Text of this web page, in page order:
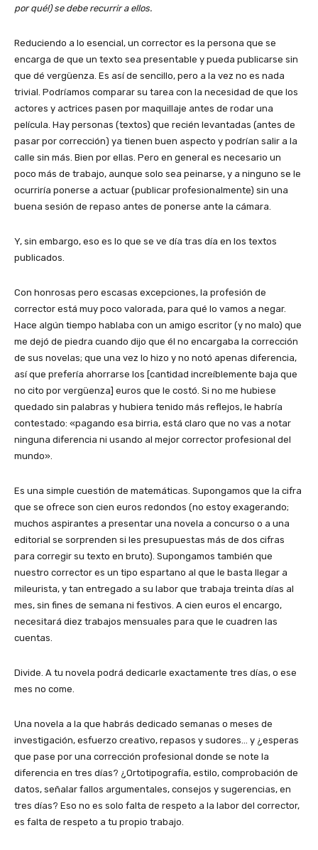
por qué!) se debe recurrir a ellos.
Reduciendo a lo esencial, un corrector es la persona que se
encarga de que un texto sea presentable y pueda publicarse sin
que dé vergüenza. Es así de sencillo, pero a la vez no es nada
trivial. Podríamos comparar su tarea con la necesidad de que los
actores y actrices pasen por maquillaje antes de rodar una
película. Hay personas (textos) que recién levantadas (antes de
pasar por corrección) ya tienen buen aspecto y podrían salir a la
calle sin más. Bien por ellas. Pero en general es necesario un
poco más de trabajo, aunque solo sea peinarse, y a ninguno se le
ocurriría ponerse a actuar (publicar profesionalmente) sin una
buena sesión de repaso antes de ponerse ante la cámara.
Y, sin embargo, eso es lo que se ve día tras día en los textos
publicados.
Con honrosas pero escasas excepciones, la profesión de
corrector está muy poco valorada, para qué lo vamos a negar.
Hace algún tiempo hablaba con un amigo escritor (y no malo) que
me dejó de piedra cuando dijo que él no encargaba la corrección
de sus novelas; que una vez lo hizo y no notó apenas diferencia,
así que prefería ahorrarse los [cantidad increíblemente baja que
no cito por vergüenza] euros que le costó. Si no me hubiese
quedado sin palabras y hubiera tenido más reflejos, le habría
contestado: «pagando esa birria, está claro que no vas a notar
ninguna diferencia ni usando al mejor corrector profesional del
mundo».
Es una simple cuestión de matemáticas. Supongamos que la cifra
que se ofrece son cien euros redondos (no estoy exagerando;
muchos aspirantes a presentar una novela a concurso o a una
editorial se sorprenden si les presupuestas más de dos cifras
para corregir su texto en bruto). Supongamos también que
nuestro corrector es un tipo espartano al que le basta llegar a
mileurista, y tan entregado a su labor que trabaja treinta días al
mes, sin fines de semana ni festivos. A cien euros el encargo,
necesitará diez trabajos mensuales para que le cuadren las
cuentas.
Divide. A tu novela podrá dedicarle exactamente tres días, o ese
mes no come.
Una novela a la que habrás dedicado semanas o meses de
investigación, esfuerzo creativo, repasos y sudores… y ¿esperas
que pase por una corrección profesional donde se note la
diferencia en tres días? ¿Ortotipografía, estilo, comprobación de
datos, señalar fallos argumentales, consejos y sugerencias, en
tres días? Eso no es solo falta de respeto a la labor del corrector,
es falta de respeto a tu propio trabajo.